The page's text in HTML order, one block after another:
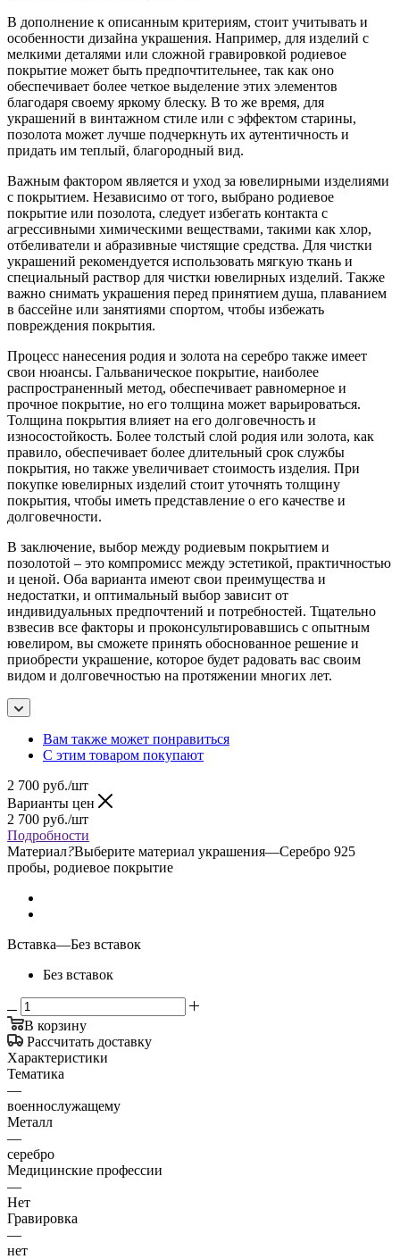
В дополнение к описанным критериям, стоит учитывать и
особенности дизайна украшения. Например, для изделий с
мелкими деталями или сложной гравировкой родиевое
покрытие может быть предпочтительнее, так как оно
обеспечивает более четкое выделение этих элементов
благодаря своему яркому блеску. В то же время, для
украшений в винтажном стиле или с эффектом старины,
позолота может лучше подчеркнуть их аутентичность и
придать им теплый, благородный вид.
Важным фактором является и уход за ювелирными изделиями
с покрытием. Независимо от того, выбрано родиевое
покрытие или позолота, следует избегать контакта с
агрессивными химическими веществами, такими как хлор,
отбеливатели и абразивные чистящие средства. Для чистки
украшений рекомендуется использовать мягкую ткань и
специальный раствор для чистки ювелирных изделий. Также
важно снимать украшения перед принятием душа, плаванием
в бассейне или занятиями спортом, чтобы избежать
повреждения покрытия.
Процесс нанесения родия и золота на серебро также имеет
свои нюансы. Гальваническое покрытие, наиболее
распространенный метод, обеспечивает равномерное и
прочное покрытие, но его толщина может варьироваться.
Толщина покрытия влияет на его долговечность и
износостойкость. Более толстый слой родия или золота, как
правило, обеспечивает более длительный срок службы
покрытия, но также увеличивает стоимость изделия. При
покупке ювелирных изделий стоит уточнять толщину
покрытия, чтобы иметь представление о его качестве и
долговечности.
В заключение, выбор между родиевым покрытием и
позолотой – это компромисс между эстетикой, практичностью
и ценой. Оба варианта имеют свои преимущества и
недостатки, и оптимальный выбор зависит от
индивидуальных предпочтений и потребностей. Тщательно
взвесив все факторы и проконсультировавшись с опытным
ювелиром, вы сможете принять обоснованное решение и
приобрести украшение, которое будет радовать вас своим
видом и долговечностью на протяжении многих лет.
Вам также может понравиться
С этим товаром покупают
2 700 руб./шт
Варианты цен
2 700 руб./шт
Подробности
Материал?Выберите материал украшения—Серебро 925
пробы, родиевое покрытие
Вставка—Без вставок
Без вставок
В корзину
Рассчитать доставку
Характеристики
Тематика
—
военнослужащему
Металл
—
серебро
Медицинские профессии
—
Нет
Гравировка
—
нет